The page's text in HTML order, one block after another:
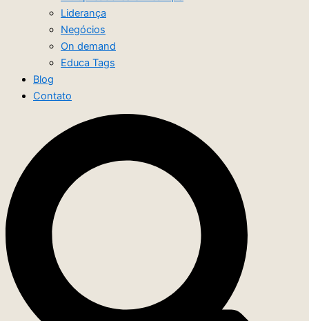
Liderança
Negócios
On demand
Educa Tags
Blog
Contato